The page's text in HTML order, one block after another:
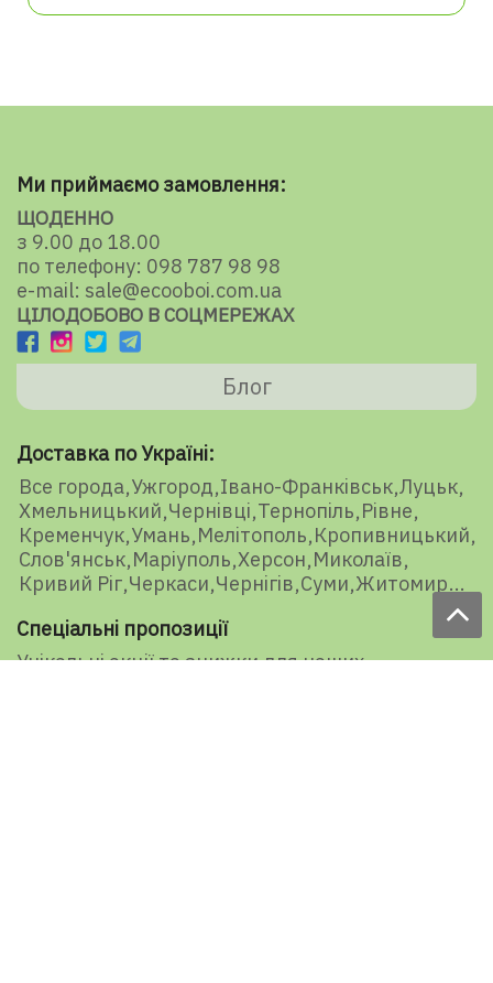
Ми приймаємо замовлення:
ЩОДЕННО
з 9.00 до 18.00
по телефону: 098 787 98 98
e-mail: sale@ecooboi.com.ua
ЦІЛОДОБОВО В СОЦМЕРЕЖАХ
Блог
Доставка по Україні:
Все города Ужгород Івано-Франківськ Луцьк
Хмельницький Чернівці Тернопіль Рівне
Кременчук Умань Мелітополь Кропивницький
Слов'янськ Маріуполь Херсон Миколаїв
Кривий Ріг Черкаси Чернігів Суми Житомир
Спеціальні пропозиції
Унікальні акції та знижки для наших